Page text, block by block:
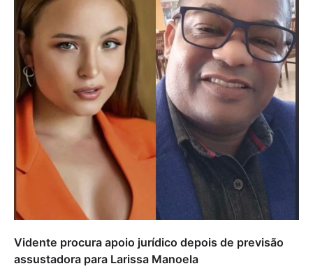
Vidente procura apoio jurídico depois de previsão
assustadora para Larissa Manoela